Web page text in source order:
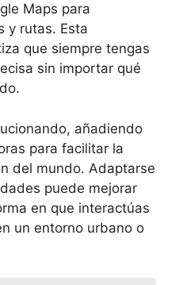
Maps para
y rutas. Esta
que siempre tengas
sin importar qué
añadiendo
para facilitar la
del mundo. Adaptarse
puede mejorar
en que interactúas
un entorno urbano o